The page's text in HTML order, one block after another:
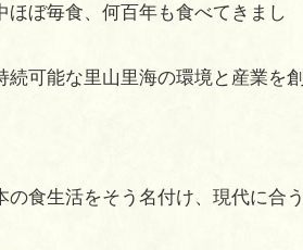
ぼ毎食、何百年も食べてきまし
可能な里山里海の環境と産業を創
食生活をそう名付け、現代に合う